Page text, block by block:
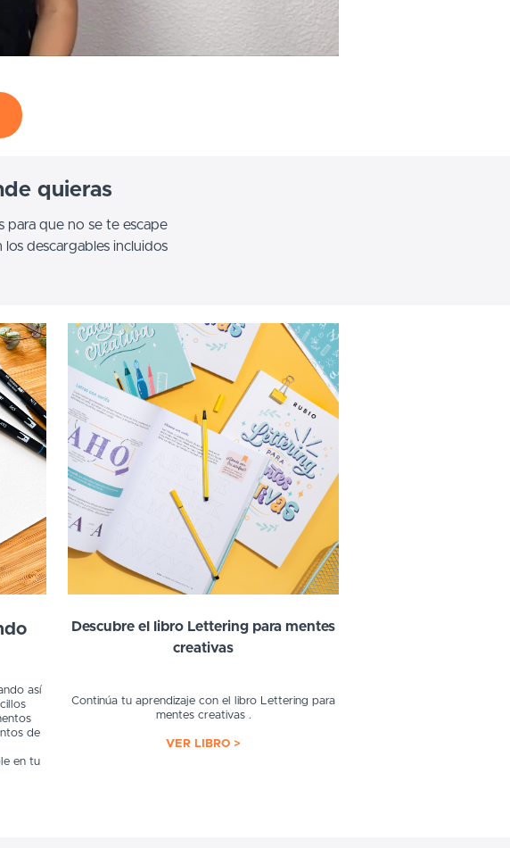
quieras
para que no se te escape
descargables incluidos
así
de
en tu
Descubre el libro Lettering para mentes
creativas
Continúa tu aprendizaje con el libro Lettering para
mentes creativas .
VER LIBRO >